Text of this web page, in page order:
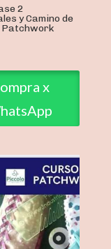
2
y Camino de
Patchwork
x